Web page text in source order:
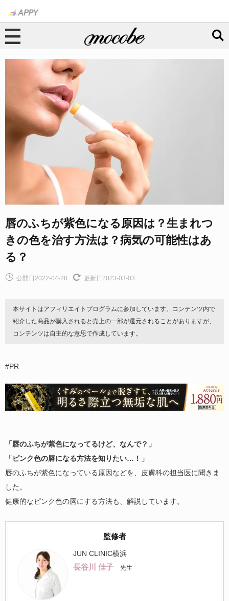
唇のふちが紫色になる原因は？生まれつ
きの色を治す方法は？病気の可能性はあ
る？
公開日2022-04-28 更新日2023-03-03
本サイトはアフィリエイトプログラムに参加しています。コンテンツ内で
紹介した商品が購入されると売上の一部が還元されることがありますが、
コンテンツは自主的な意思で作成しています。
#PR
「唇のふちが紫色になってるけど、なんで？」
「ピンク色の唇になる方法を知りたい…！」
唇のふちが紫色になっている原因などを、皮膚科の担当医に聞きま
した。
健康的なピンク色の唇にする方法も、解説しています。
監修者
JUN CLINIC横浜
長谷川 佳子 先生